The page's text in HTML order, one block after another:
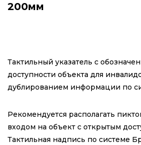
200мм
Тактильный указатель с
доступности объекта для
дублированием информации по
Рекомендуется располагать
входом на объект с открытым
Тактильная надпись по системе